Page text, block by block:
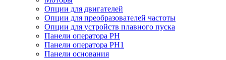
Опции для двигателей
Опции для преобразователей частоты
Опции для устройств плавного пуска
Панели оператора PH
Панели оператора PH1
Панели основания